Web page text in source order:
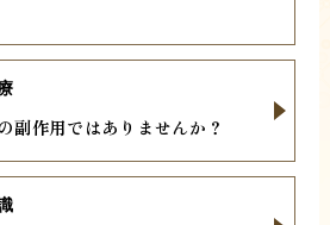
副作用ではありませんか？